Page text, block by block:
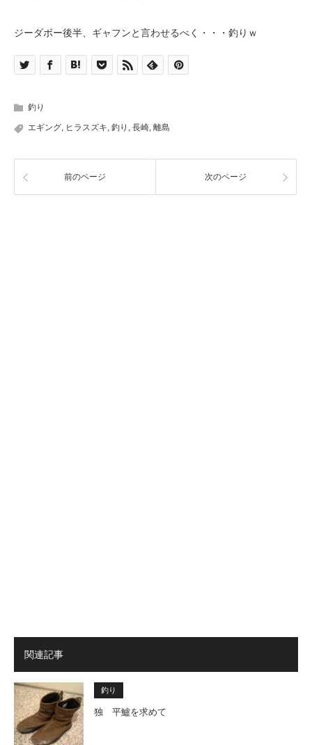
ジーダボー後半、ギャフンと言わせるべく・・・釣りｗ
釣り
エギング ヒラスズキ 釣り 長崎 離島
前のページ 次のページ
関連記事
釣り
独 平鱸を求めて